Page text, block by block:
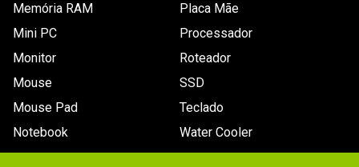
Memória RAM
Mini PC
Monitor
Mouse
Mouse Pad
Notebook
Placa Mãe
Processador
Roteador
SSD
Teclado
Water Cooler
mouse
fractal
hd